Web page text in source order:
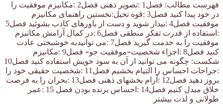
فهرست مطالب: فصل1 :تصویر ذهنی فصل2 :مکانیزم موفقیت را
در خود پیدا کنید فصل3 :قوه تخیل:نخستین راهنمای مکانیزم
موفقیت فصل4 :بیدار شوید و دست از باورهای کاذب بشوئید فصل5
:استفاده از قدرت تفکر منطقی فصل6 :در کمال آرامش مکانیزم
موفقیت را به خدمت گیرید فصل7 :می توانیدبه خوشبختی عادت
کنید فصل8 :اجزاء شخصیت«موفقیت جو» فصل9 :مکانیزم
شکست: چگونه می توانید از آن به سود خویش استفاده کنید فصل10
:جراحات احساس را التیام بخشیم فصل11 :شخصیت حقیقی خود را
بروز دهید فصل12 :آرام بخشهای ذهنی فصل13 :بحران را به فرصت
خلاق مبدل کنیم فصل14 :احساس برنده بودن فصل 15 :عمر
طولانی و لذت بیشتر